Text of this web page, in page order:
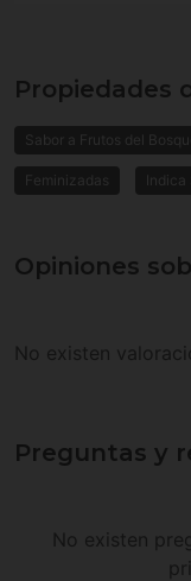
Propiedades
Sabor a Frutos del
Feminizadas Indica
Opiniones
No existen
Preguntas y
No existen